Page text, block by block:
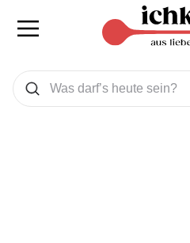
Was wollen Sie suchen
Suchen